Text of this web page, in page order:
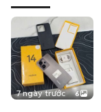
7 ngày trước 6